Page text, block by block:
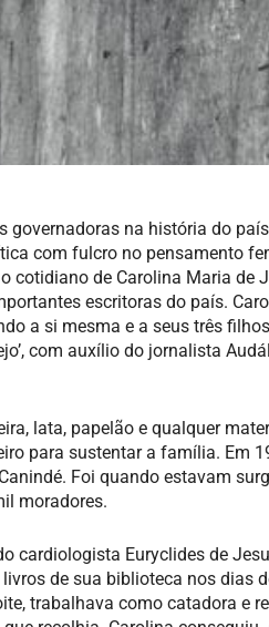
na história do
com fulcro no pensamento
cotidiano de Carolina Maria de
escritoras do país.
a si mesma e a seus três
com auxílio do jornalista
lata, papelão e qualquer
para sustentar a família. Em
Foi quando estavam
moradores.
cardiologista Euryclides de
de sua biblioteca nos dias
trabalhava como catadora e